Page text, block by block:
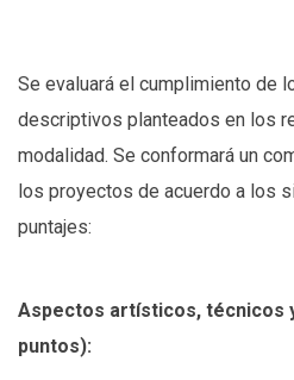
Se evaluará el cumplimiento de
descriptivos planteados en los
modalidad. Se conformará un
los proyectos de acuerdo a los
puntajes:
Aspectos artísticos, técnicos
puntos):